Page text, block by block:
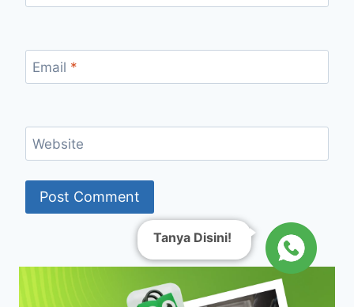
Email *
Website
Tanya Disini!